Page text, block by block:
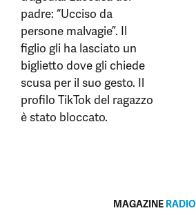
padre: “Ucciso da
persone malvagie”. Il
figlio gli ha lasciato un
biglietto dove gli chiede
scusa per il suo gesto. Il
profilo TikTok del ragazzo
è stato bloccato.
MAGAZINE RADIO